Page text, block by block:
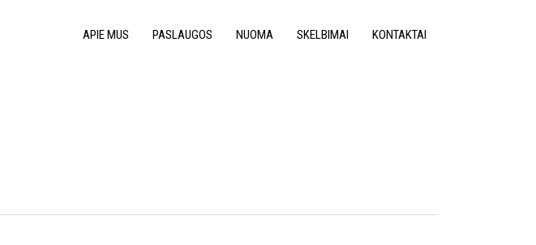
APIE MUS PASLAUGOS NUOMA SKELBIMAI KONTAKTAI